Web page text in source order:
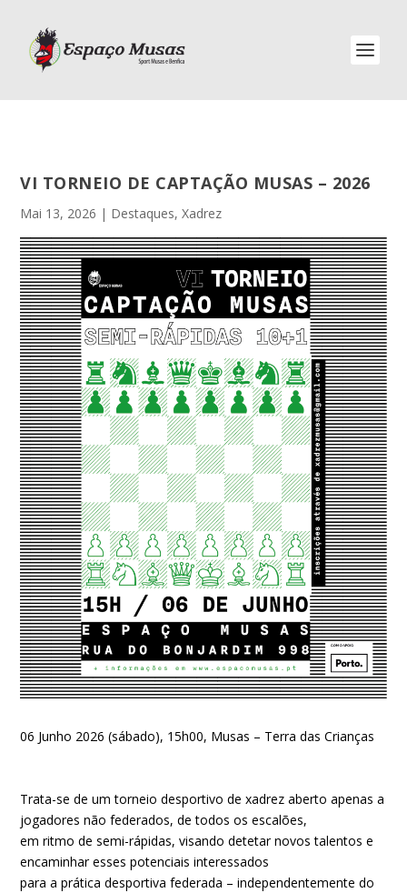
VI TORNEIO DE CAPTAÇÃO MUSAS – 2026
Mai 13, 2026 | Destaques,Xadrez
06 Junho 2026 (sábado), 15h00, Musas – Terra das Crianças
Trata-se de um torneio desportivo de xadrez aberto apenas a
jogadores não federados, de todos os escalões,
em ritmo de semi-rápidas, visando detetar novos talentos e
encaminhar esses potenciais interessados
para a prática desportiva federada – independentemente do